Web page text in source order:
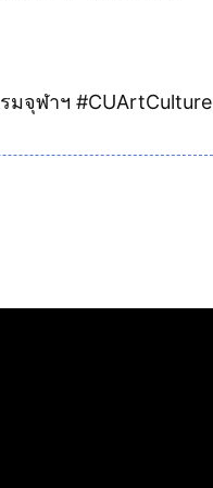
จุฬาฯ #CUArtCulture